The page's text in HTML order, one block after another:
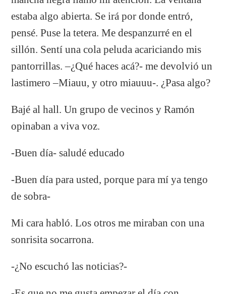
estaba algo abierta. Se irá por donde entró,
pensé. Puse la tetera. Me despanzurré en el
sillón. Sentí una cola peluda acariciando mis
pantorrillas. –¿Qué haces acá?- me devolvió un
lastimero –Miauu, y otro miauuu-. ¿Pasa algo?
Bajé al hall. Un grupo de vecinos y Ramón
opinaban a viva voz.
-Buen día- saludé educado
-Buen día para usted, porque para mí ya tengo
de sobra-
Mi cara habló. Los otros me miraban con una
sonrisita socarrona.
-¿No escuchó las noticias?-